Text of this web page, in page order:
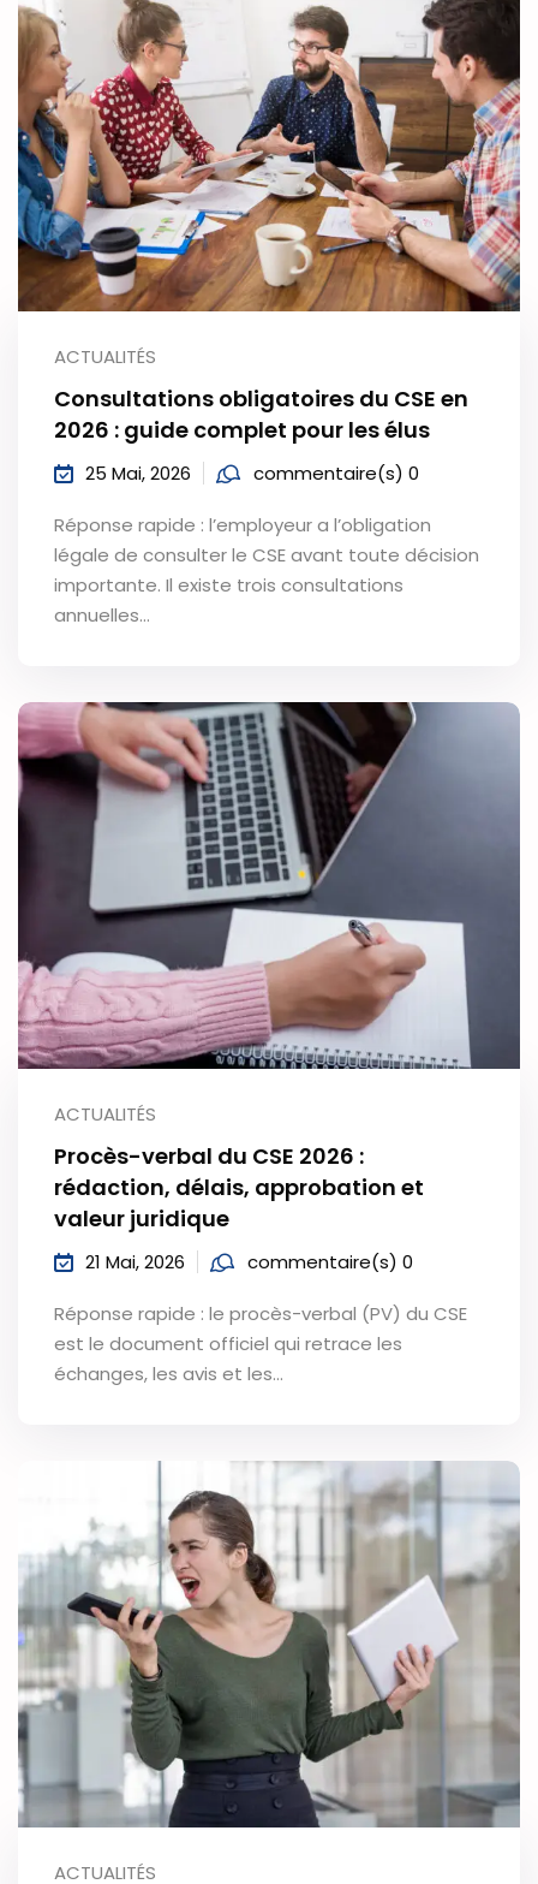
ACTUALITÉS
Consultations obligatoires du CSE en
2026 : guide complet pour les élus
25 Mai, 2026 commentaire(s) 0
Réponse rapide : l’employeur a l’obligation
légale de consulter le CSE avant toute décision
importante. Il existe trois consultations
annuelles…
ACTUALITÉS
Procès-verbal du CSE 2026 :
rédaction, délais, approbation et
valeur juridique
21 Mai, 2026 commentaire(s) 0
Réponse rapide : le procès-verbal (PV) du CSE
est le document officiel qui retrace les
échanges, les avis et les…
ACTUALITÉS